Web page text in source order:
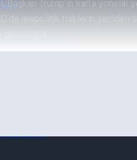
05/08/2026
Başkan Trump’ın İran’a
jeopolitik risklerin
gözüküyor.